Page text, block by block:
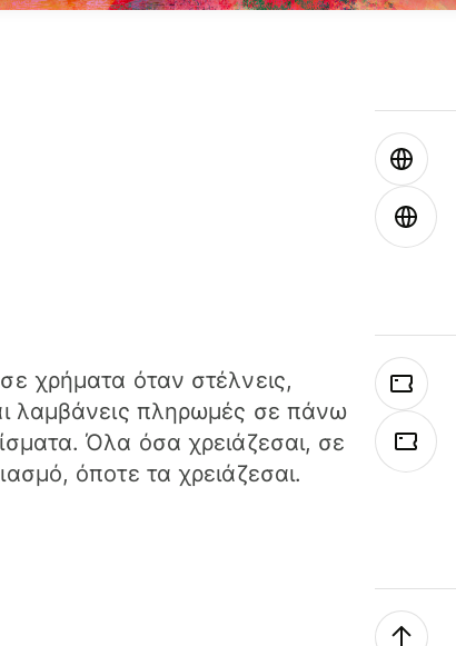
χρήματα όταν στέλνεις,
λαμβάνεις πληρωμές σε πάνω
Όλα όσα χρειάζεσαι, σε
όποτε τα χρειάζεσαι.